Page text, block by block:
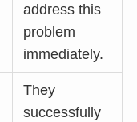
address this
problem
immediately.
They
successfully